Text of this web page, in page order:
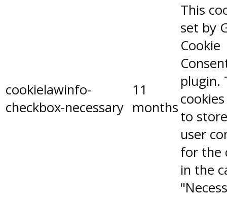
cookielawinfo-
checkbox-necessary
11
months
This
set by
Cookie
plugin.
to
user
for the
in the